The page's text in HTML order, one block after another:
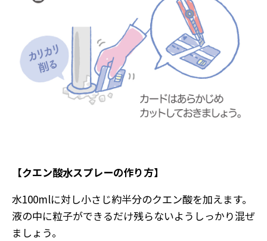
【クエン酸水スプレーの作り方】
水100mlに対し小さじ約半分のクエン酸を加えます。
液の中に粒子ができるだけ残らないようしっかり混ぜ
ましょう。